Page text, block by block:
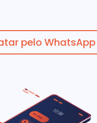
pelo WhatsApp